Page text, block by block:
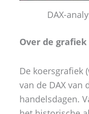
DAX-
Over de grafiek
De koersgrafiek
van de DAX van
handelsdagen.